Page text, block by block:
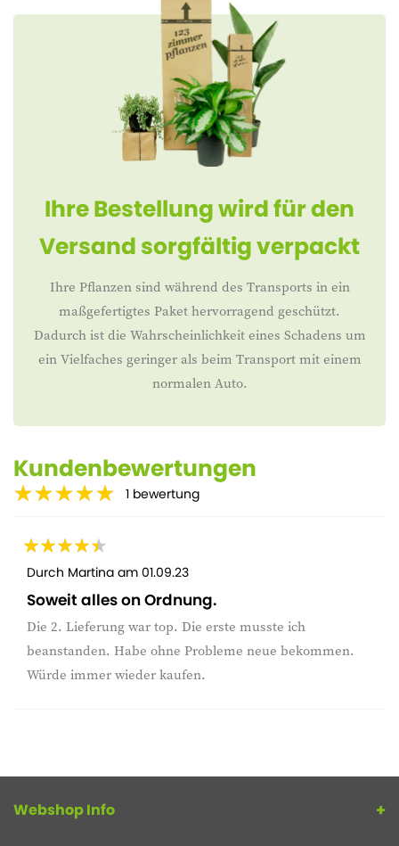
Ihre Bestellung wird für den
Versand sorgfältig verpackt
Ihre Pflanzen sind während des Transports in ein
maßgefertigtes Paket hervorragend geschützt.
Dadurch ist die Wahrscheinlichkeit eines Schadens um
ein Vielfaches geringer als beim Transport mit einem
normalen Auto.
Kundenbewertungen
1 bewertung
Durch Martina am 01.09.23
Soweit alles on Ordnung.
Die 2. Lieferung war top. Die erste musste ich
beanstanden. Habe ohne Probleme neue bekommen.
Würde immer wieder kaufen.
Webshop Info